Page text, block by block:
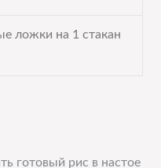
ложки на 1 стакан
готовый рис в настое